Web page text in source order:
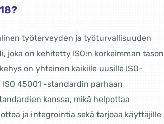
työterveyden ja työturvallisuuden
joka on kehitetty ISO:n korkeimman tason
on yhteinen kaikille uusille ISO-
45001 -standardin parhaan
kanssa, mikä helpottaa
ja integrointia sekä tarjoaa käyttäjille